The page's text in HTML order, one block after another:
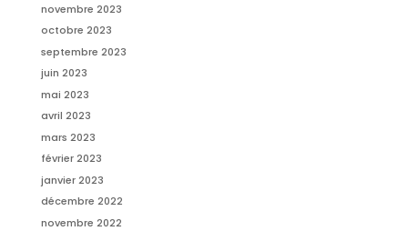
novembre 2023
octobre 2023
septembre 2023
juin 2023
mai 2023
avril 2023
mars 2023
février 2023
janvier 2023
décembre 2022
novembre 2022